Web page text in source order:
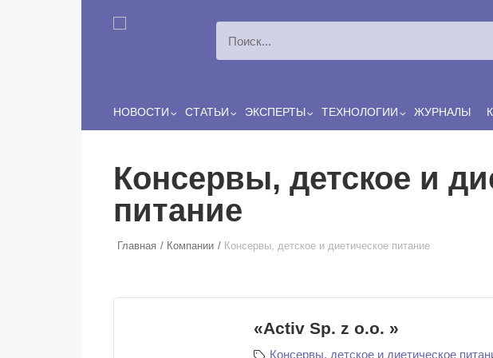
Если у нас есть беспривязь, все животные чипированы и
НОВОСТИ СТАТЬИ ЭКСПЕРТЫ ТЕХНОЛОГИИ ЖУРНАЛЫ
Консервы, детское и
питание
Главная Компании Консервы, детское и диетическое питание
«Activ Sp. z o.o. »
Консервы, детское и диетическое